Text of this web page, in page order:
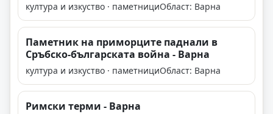
култура и изкуство · паметнициОбласт: Варна
Паметник на приморците паднали в
Сръбско-българската война - Варна
култура и изкуство · паметнициОбласт: Варна
Римски терми - Варна